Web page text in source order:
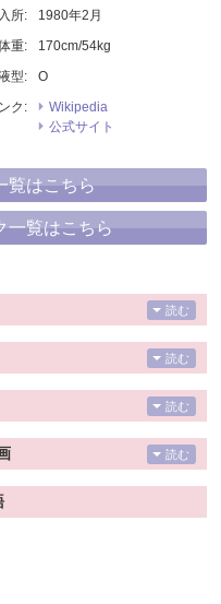
入所:
1980年2月
重:
170cm/54kg
型:
O
ク:
Wikipedia
公式サイト
覧はこちら
一覧はこちら
読む
読む
読む
読む